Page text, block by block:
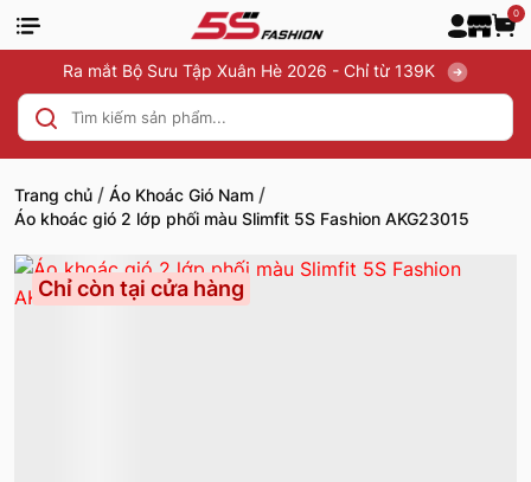
0
Ra mắt Bộ Sưu Tập Xuân Hè 2026 - Chỉ từ 139K
Trang chủ / Áo Khoác Gió Nam /
Áo khoác gió 2 lớp phối màu Slimfit 5S Fashion AKG23015
Chỉ còn tại cửa hàng